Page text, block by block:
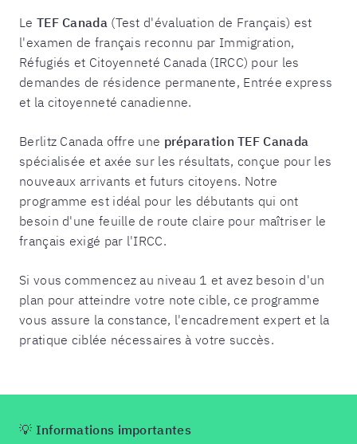
Le TEF Canada(Test d'évaluation de Français) est
l'examen de français reconnu par Immigration,
Réfugiés et Citoyenneté Canada (IRCC) pour les
demandes de résidence permanente, Entrée express
et la citoyenneté canadienne.
Berlitz Canada offre une préparation TEF Canada
spécialisée et axée sur les résultats, conçue pour les
nouveaux arrivants et futurs citoyens. Notre
programme est idéal pour les débutants qui ont
besoin d'une feuille de route claire pour maîtriser le
français exigé par l'IRCC.
Si vous commencez au niveau 1 et avez besoin d'un
plan pour atteindre votre note cible, ce programme
vous assure la constance, l'encadrement expert et la
pratique ciblée nécessaires à votre succès.
💡 Informations importantes